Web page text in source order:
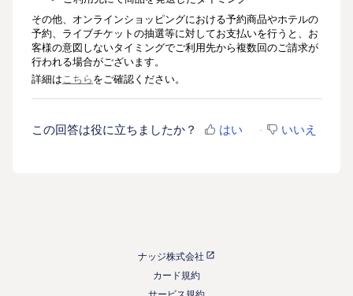
その他、オンラインショッピングにおける予約商品やホテルの
予約、ライブチケットの抽選等に対してお支払いを行うと、お
客様の意図しないタイミングでご利用先から複数回のご請求が
行われる場合がございます。
詳細は こちらをご確認ください。
この回答は役に立ちましたか？ はい いいえ
ナッジ株式会社
カード規約